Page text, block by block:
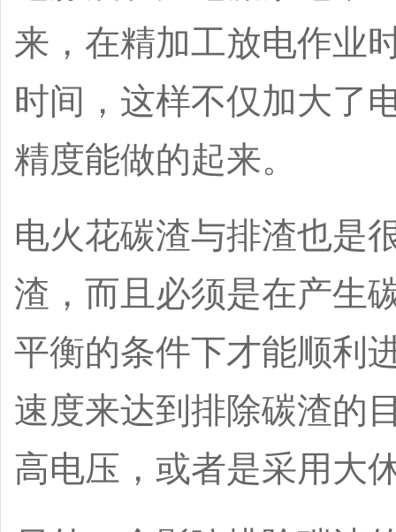
来，在精加工放电作业
时间，这样不仅加大了
精度能做的起来。
电火花碳渣与排渣也是
渣，而且必须是在产生
平衡的条件下才能顺利
速度来达到排除碳渣的
高电压，或者是采用大